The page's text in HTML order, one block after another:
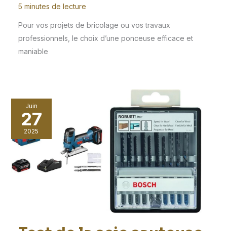
5 minutes de lecture
Pour vos projets de bricolage ou vos travaux
professionnels, le choix d’une ponceuse efficace et
maniable
Juin
27
2025